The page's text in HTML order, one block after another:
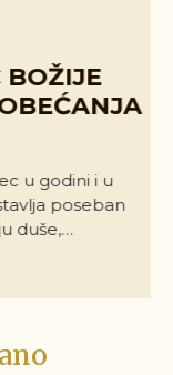
u godini i u
poseban
duše,…